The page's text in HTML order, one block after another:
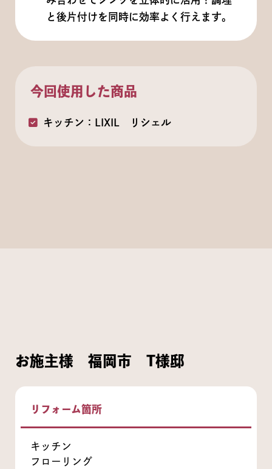
と後片付けを同時に効率よく行えます。
今回使用した商品
キッチン：LIXIL リシェル
お施主様 福岡市 T様邸
リフォーム箇所
キッチン
フローリング